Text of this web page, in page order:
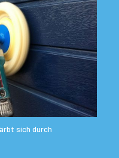
sich durch